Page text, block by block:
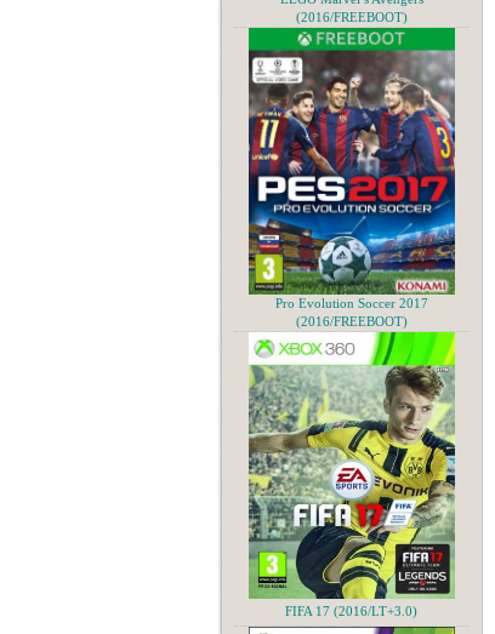
(2016/FREEBOOT)
Pro Evolution Soccer 2017
(2016/FREEBOOT)
FIFA 17 (2016/LT+3.0)